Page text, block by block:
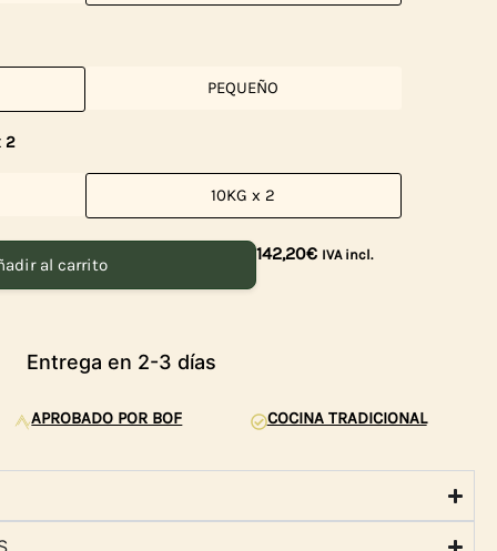
PEQUEÑO
2
10KG x 2
al carrito
142,20€ IVA incl.
de satisfacción del 100 %
Entrega en 2-3 días
APROBADO POR BOF COCINA TRADICIONAL